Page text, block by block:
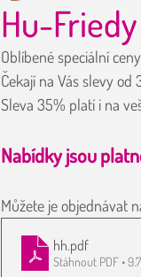
Hu-
Oblíbené speciální
Čekají na Vás slevy od
Sleva 35% platí i na
Nabídky jsou
Můžete je objednávat
hh.pdf
Stáhnout PDF •